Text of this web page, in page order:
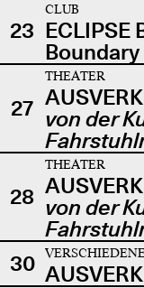
23
CLUB
ECLIPSE
27
THEATER
von der
28
THEATER
von der
30